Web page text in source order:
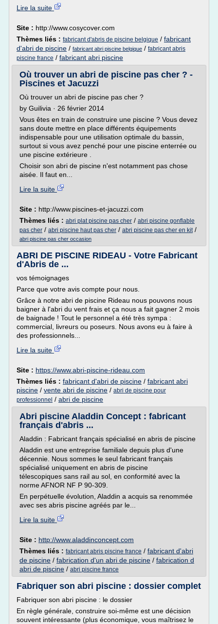
Lire la suite
Site : http://www.cosycover.com
Thèmes liés : fabricant d'abris de piscine belgique / fabricant
d'abri de piscine / fabricant abri piscine belgique / fabricant abris
piscine france / fabricant abri piscine
Où trouver un abri de piscine pas cher ? -
Piscines et Jacuzzi
Où trouver un abri de piscine pas cher ?
by Guilivia · 26 février 2014
Vous êtes en train de construire une piscine ? Vous devez
sans doute mettre en place différents équipements
indispensable pour une utilisation optimale du bassin,
surtout si vous avez penché pour une piscine enterrée ou
une piscine extérieure .
Choisir son abri de piscine n'est notamment pas chose
aisée. Il faut en...
Lire la suite
Site : http://www.piscines-et-jacuzzi.com
Thèmes liés : abri plat piscine pas cher / abri piscine gonflable
pas cher / abri piscine haut pas cher / abri piscine pas cher en kit/
abri piscine pas cher occasion
ABRI DE PISCINE RIDEAU - Votre Fabricant
d'Abris de ...
vos témoignages
Parce que votre avis compte pour nous.
Grâce à notre abri de piscine Rideau nous pouvons nous
baigner à l'abri du vent frais et ça nous a fait gagner 2 mois
de baignade ! Tout le personnel a été très sympa :
commercial, livreurs ou poseurs. Nous avons eu à faire à
des professionnels...
Lire la suite
Site : https://www.abri-piscine-rideau.com
Thèmes liés : fabricant d'abri de piscine / fabricant abri
piscine / vente abri de piscine / abri de piscine pour
professionnel / abri de piscine
Abri piscine Aladdin Concept : fabricant
français d'abris ...
Aladdin : Fabricant français spécialisé en abris de piscine
Aladdin est une entreprise familiale depuis plus d'une
décennie. Nous sommes le seul fabricant français
spécialisé uniquement en abris de piscine
télescopiques sans rail au sol, en conformité avec la
norme AFNOR NF P 90-309.
En perpétuelle évolution, Aladdin a acquis sa renommée
avec ses abris piscine agréés par le...
Lire la suite
Site : http://www.aladdinconcept.com
Thèmes liés : fabricant abris piscine france / fabricant d'abri
de piscine / fabrication d'un abri de piscine / fabrication d
abri de piscine / abri piscine france
Fabriquer son abri piscine : dossier complet
Fabriquer son abri piscine : le dossier
En règle générale, construire soi-même est une décision
souvent intéressante (plus économique, vous maîtrisez le